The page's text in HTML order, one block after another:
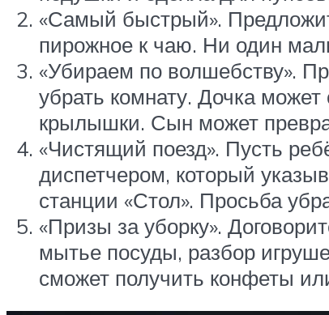
«Самый быстрый».
пирожное к чаю. Ни один
«Убираем по волшебству».
убрать комнату. Дочка
крылышки. Сын может
«Чистящий поезд». Пусть
диспетчером, который
станции «Стол». Просьба
«Призы за уборку».
мытье посуды, разбор
сможет получить конфеты